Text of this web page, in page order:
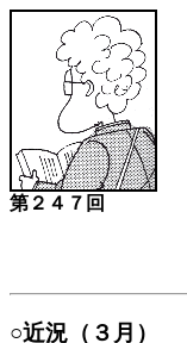
第２４７回
○近況（３月）